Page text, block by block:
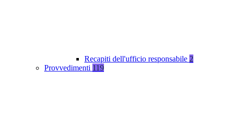
Recapiti dell'ufficio responsabile 2
Provvedimenti 119